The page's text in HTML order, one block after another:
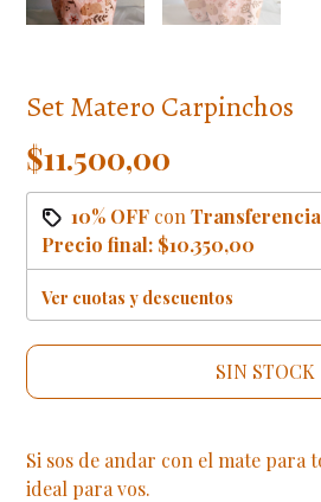
Set Matero Carpinchos
$11.500,00
10% OFF conTransferencia
Precio final: $10.350,00
Ver cuotas y descuentos
SIN STOCK
Si sos de andar con el mate para
ideal para vos.